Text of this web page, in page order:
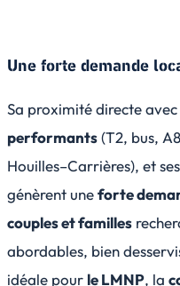
Une forte demande
Sa proximité directe avec
performants(T2, bus,
Houilles–Carrières), et
génèrent uneforte
couples et familles
abordables, bien
idéale pour le LMNP, la